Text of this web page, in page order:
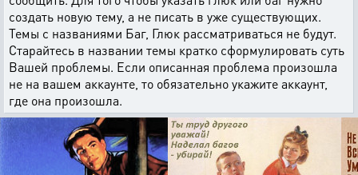
создать новую тему, а не писать в уже существующих.
Темы с названиями Баг, Глюк рассматриваться не будут.
Старайтесь в названии темы кратко сформулировать суть
Вашей проблемы. Если описанная проблема произошла
не на вашем аккаунте, то обязательно укажите аккаунт,
где она произошла.